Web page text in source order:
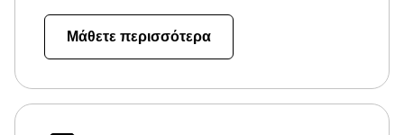
Μάθετε περισσότερα